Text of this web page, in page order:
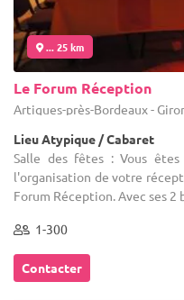
... 25 km
Le Forum Réception
Artigues-près-Bordeaux -
Lieu Atypique / Cabaret
Salle des fêtes : Vous
l'organisation de votre
Forum Réception. Avec ses
1-300
Contacter